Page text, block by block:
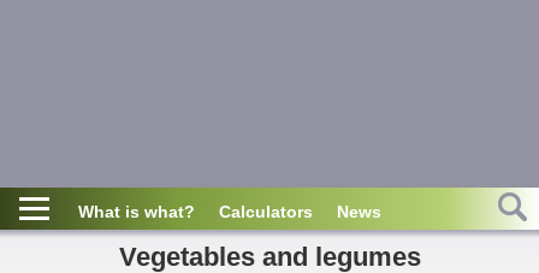
What is what? Calculators News
Vegetables and legumes